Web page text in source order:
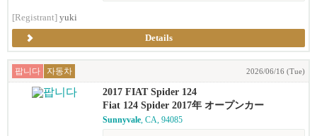
[Registrant] yuki
Details
팝니다 자동차 2026/06/16 (Tue)
2017 FIAT Spider 124
Fiat 124 Spider 2017年 オープンカー
Sunnyvale, CA, 94085